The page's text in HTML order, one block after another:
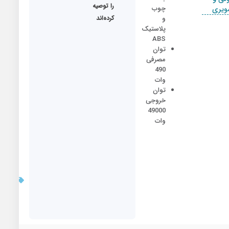
چوب
و
پلاستیک
ABS
توان
مصرفی
490
وات
توان
خروجی
49000
وات
را توصیه
کرده‌اند